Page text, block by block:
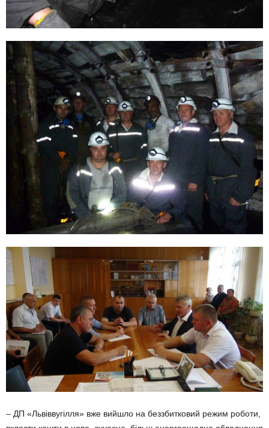
– ДП «Львіввугілля» вже вийшло на беззбитковий режим роботи,